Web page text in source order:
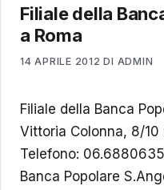
Filiale della
a Roma
14 APRILE 2012 DI ADMIN
Filiale della Banca
Vittoria Colonna, 8/10
Telefono:
Banca Popolare